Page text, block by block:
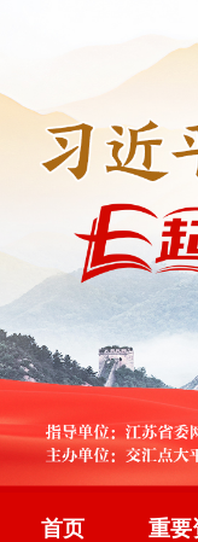
首页 重要